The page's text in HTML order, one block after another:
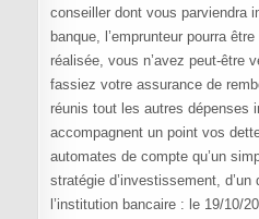
conseiller dont vous parviendra
banque, l’emprunteur pourra
réalisée, vous n’avez peut-être
fassiez votre assurance de
réunis tout les autres dépenses
accompagnent un point vos
automates de compte qu’un
stratégie d’investissement,
l’institution bancaire : le 19/10/20